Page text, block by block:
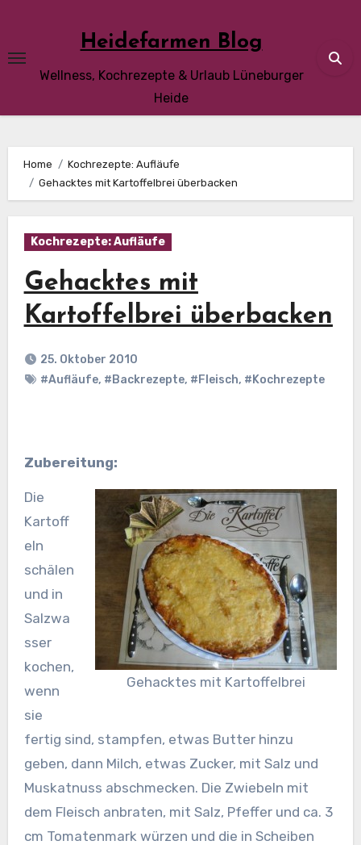
content
Heidefarmen Blog
Wellness, Kochrezepte & Urlaub Lüneburger
Heide
Home
Kochrezepte: Aufläufe
Gehacktes mit Kartoffelbrei überbacken
Kochrezepte: Aufläufe
Gehacktes mit
Kartoffelbrei überbacken
25. Oktober 2010
#Aufläufe, #Backrezepte, #Fleisch, #Kochrezepte
Zubereitung:
Gehacktes mit Kartoffelbrei
Die
Kartoff
eln
schälen
und in
Salzwa
sser
kochen,
wenn
sie
fertig sind, stampfen, etwas Butter hinzu
geben, dann Milch, etwas Zucker, mit Salz und
Muskatnuss abschmecken. Die Zwiebeln mit
dem Fleisch anbraten, mit Salz, Pfeffer und ca. 3
cm Tomatenmark würzen und die in Scheiben